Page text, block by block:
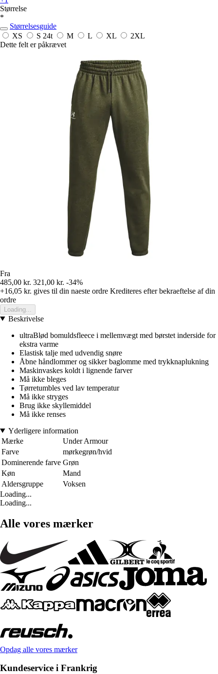
Størrelse
*
Størrelsesguide
XS
S 24t M L XL
2XL
Dette felt er påkrævet
Fra
485,00 kr. 321,00 kr. -34%
+16,05 kr. gives til din naeste ordre Krediteres efter bekraeftelse af din
ordre
Loading...
Beskrivelse
ultraBlød bomuldsfleece i mellemvægt med børstet inderside for
ekstra varme
Elastisk talje med udvendig snøre
Åbne håndlommer og sikker baglomme med trykknaplukning
Maskinvaskes koldt i lignende farver
Må ikke bleges
Tørretumbles ved lav temperatur
Må ikke stryges
Brug ikke skyllemiddel
Må ikke renses
Yderligere information
Mærke
Under Armour
Farve
mørkegrøn/hvid
Dominerende farve Grøn
Køn
Mand
Aldersgruppe
Voksen
Loading...
Loading...
Alle vores mærker
Opdag alle vores mærker
Kundeservice i Frankrig